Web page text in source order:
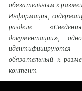
обязательным к
Информация,
разделе
документации»,
обязательный к
контент